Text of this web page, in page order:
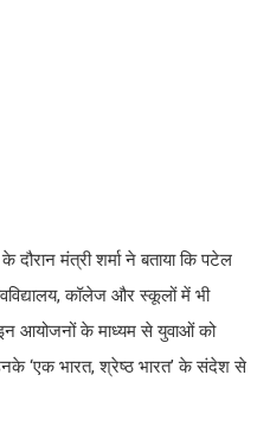
दौरान मंत्री शर्मा ने बताया कि पटेल
कॉलेज और स्कूलों में भी
आयोजनों के माध्यम से युवाओं को
‘एक भारत, श्रेष्ठ भारत’ के संदेश से